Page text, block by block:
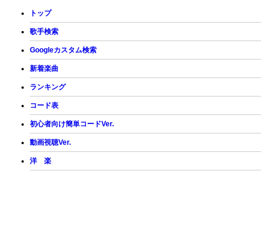
トップ
歌手検索
Googleカスタム検索
新着楽曲
ランキング
コード表
初心者向け簡単コードVer.
動画視聴Ver.
洋 楽